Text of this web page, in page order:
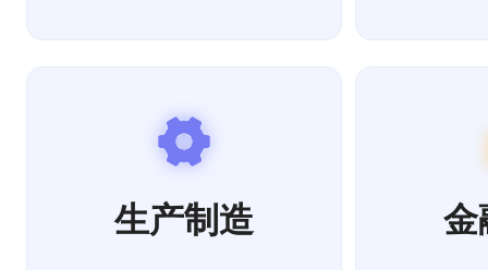
生产制造 金